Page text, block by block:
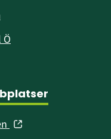
(öppnas